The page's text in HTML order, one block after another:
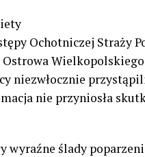
Ochotniczej Straży
niezwłocznie
nie przyniosła
wyraźne ślady